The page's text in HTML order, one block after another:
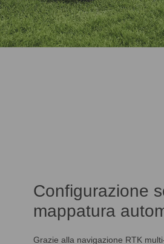
Configurazione
mappatura
Grazie alla navigazione RTK